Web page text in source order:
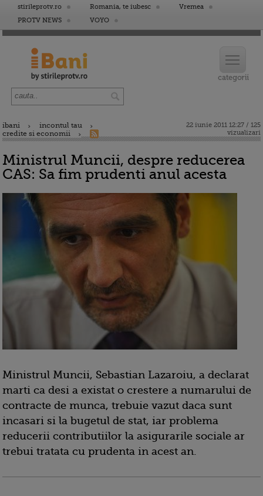
stirileprotv.ro Romania, te iubesc
Vremea
PROTV NEWS
VOYO
ibani
incontul tau
credite si economii
22 iunie 2011 12:27 / 125
vizualizari
Ministrul Muncii, despre reducerea
CAS: Sa fim prudenti anul acesta
Ministrul Muncii, Sebastian Lazaroiu, a declarat
marti ca desi a existat o crestere a numarului de
contracte de munca, trebuie vazut daca sunt
incasari si la bugetul de stat, iar problema
reducerii contributiilor la asigurarile sociale ar
trebui tratata cu prudenta in acest an.